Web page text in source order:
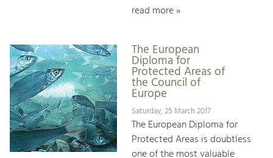
read more »
The European
Diploma for
Protected Areas of
the Council of
Europe
Saturday, 25 March 2017
The European Diploma for
Protected Areas is doubtless
one of the most valuable